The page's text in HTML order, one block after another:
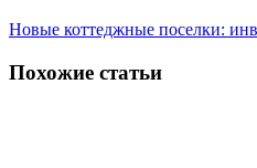
Новые коттеджные поселки:
Похожие статьи